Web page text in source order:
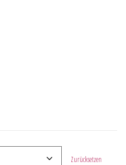
Zurücksetzen